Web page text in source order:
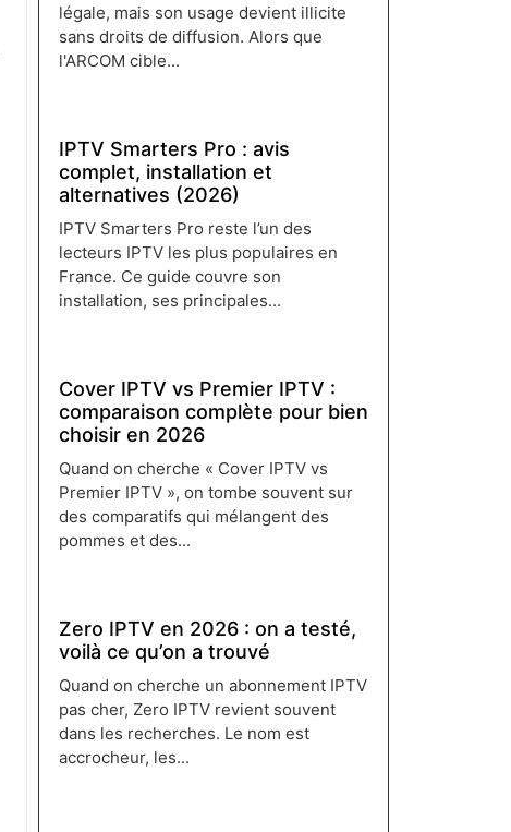
légale, mais son usage devient illicite
sans droits de diffusion. Alors que
l'ARCOM cible...
IPTV Smarters Pro : avis
complet, installation et
alternatives (2026)
IPTV Smarters Pro reste l’un des
lecteurs IPTV les plus populaires en
France. Ce guide couvre son
installation, ses principales...
Cover IPTV vs Premier IPTV :
comparaison complète pour bien
choisir en 2026
Quand on cherche « Cover IPTV vs
Premier IPTV », on tombe souvent sur
des comparatifs qui mélangent des
pommes et des...
Zero IPTV en 2026 : on a testé,
voilà ce qu’on a trouvé
Quand on cherche un abonnement IPTV
pas cher, Zero IPTV revient souvent
dans les recherches. Le nom est
accrocheur, les...